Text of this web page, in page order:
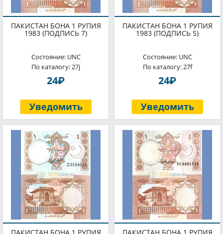
ПАКИСТАН БОНА 1 РУПИЯ
1983 (ПОДПИСЬ 7)
Состояние: UNC
По каталогу: 27j
24P
Уведомить
ПАКИСТАН БОНА 1 РУПИЯ
1983 (ПОДПИСЬ 5)
Состояние: UNC
По каталогу: 27f
24P
Уведомить